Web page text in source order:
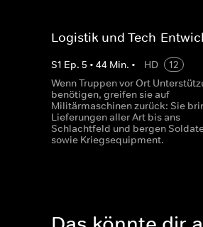
Logistik und Tech-
S1 Ep. 5 • 44 Min. • HD
12
Wenn Truppen vor Ort
benötigen, greifen sie auf
Militärmaschinen zurück: Sie
Lieferungen aller Art bis ans
Schlachtfeld und bergen
sowie Kriegsequipment.